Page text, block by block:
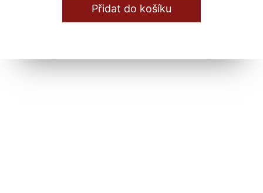
Přidat do košíku